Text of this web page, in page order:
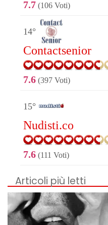
7.7 (106 Voti)
14°
Contactsenior
7.6 (397 Voti)
15°
Nudisti.co
7.6 (111 Voti)
Articoli più letti